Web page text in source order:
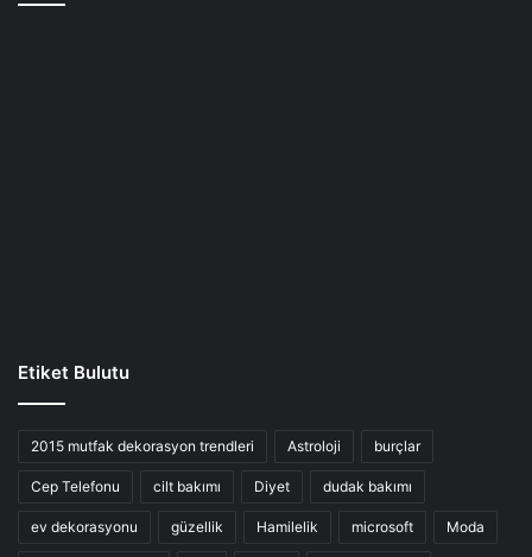
Etiket Bulutu
2015 mutfak dekorasyon trendleri Astroloji burçlar
Cep Telefonu cilt bakımı Diyet dudak bakımı
ev dekorasyonu güzellik Hamilelik microsoft Moda